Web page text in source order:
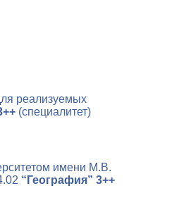
реализуемых
(специалитет)
имени М.В.
“География” 3++